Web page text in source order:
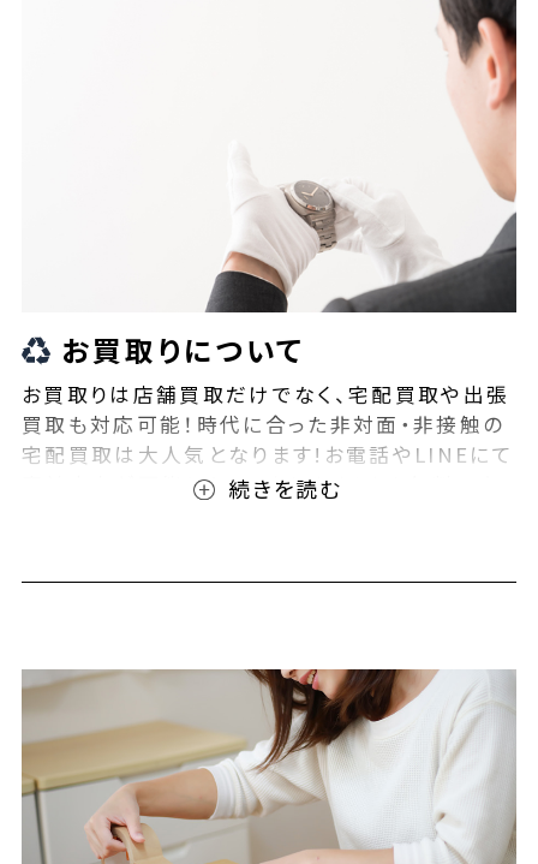
お買取りについて
お買取りは店舗買取だけでなく、宅配買取や出張
買取も対応可能！時代に合った非対面・非接触の
宅配買取は大人気となります!お電話やLINEにて
事前査定が可能となっております！また無料の宅